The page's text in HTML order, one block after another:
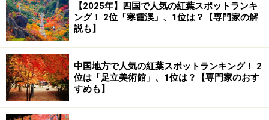
【2025年】四国で人気の紅葉スポットランキ
ング！ 2位「寒霞渓」、1位は？【専門家の解
説も】
中国地方で人気の紅葉スポットランキング！ 2
位は「足立美術館」、1位は？【専門家のおす
すめも】